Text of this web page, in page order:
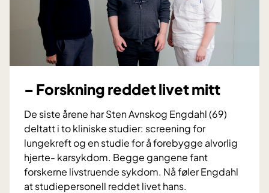
e
t
b
e
a
i
n
g
v
g
o
d
i
n
– Forskning reddet livet mitt
De siste årene har Sten Avnskog Engdahl (69)
deltatt i to kliniske studier: screening for
lungekreft og en studie for å forebygge alvorlig
hjerte- karsykdom. Begge gangene fant
forskerne livstruende sykdom. Nå føler Engdahl
at studiepersonell reddet livet hans.